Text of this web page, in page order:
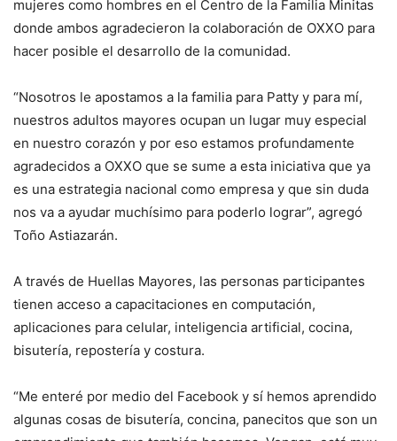
mujeres como hombres en el Centro de la Familia Minitas
donde ambos agradecieron la colaboración de OXXO para
hacer posible el desarrollo de la comunidad.
“Nosotros le apostamos a la familia para Patty y para mí,
nuestros adultos mayores ocupan un lugar muy especial
en nuestro corazón y por eso estamos profundamente
agradecidos a OXXO que se sume a esta iniciativa que ya
es una estrategia nacional como empresa y que sin duda
nos va a ayudar muchísimo para poderlo lograr”, agregó
Toño Astiazarán.
A través de Huellas Mayores, las personas participantes
tienen acceso a capacitaciones en computación,
aplicaciones para celular, inteligencia artificial, cocina,
bisutería, repostería y costura.
“Me enteré por medio del Facebook y sí hemos aprendido
algunas cosas de bisutería, concina, panecitos que son un